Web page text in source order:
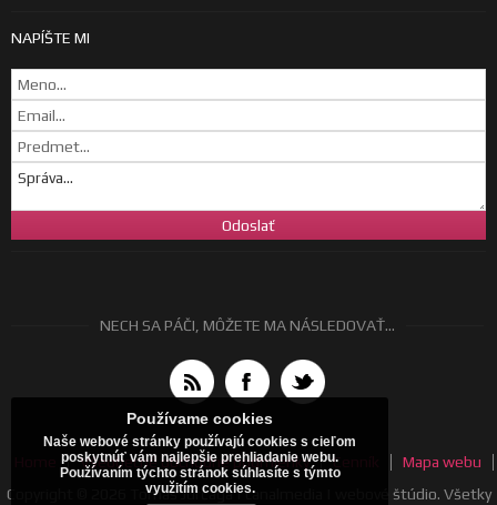
NAPÍŠTE MI
NECH SA PÁČI, MÔŽETE MA NÁSLEDOVAŤ...
Všeobecné obchodné podmienky Cenník
Mapa webu
Copyright © 2026 Tomáš Jurčaga | canalmedia | webové štúdio. Všetky
Používame cookies
Naše webové stránky používajú cookies s cieľom
poskytnúť vám najlepšie prehliadanie webu.
Používaním týchto stránok súhlasíte s týmto
využitím cookies.